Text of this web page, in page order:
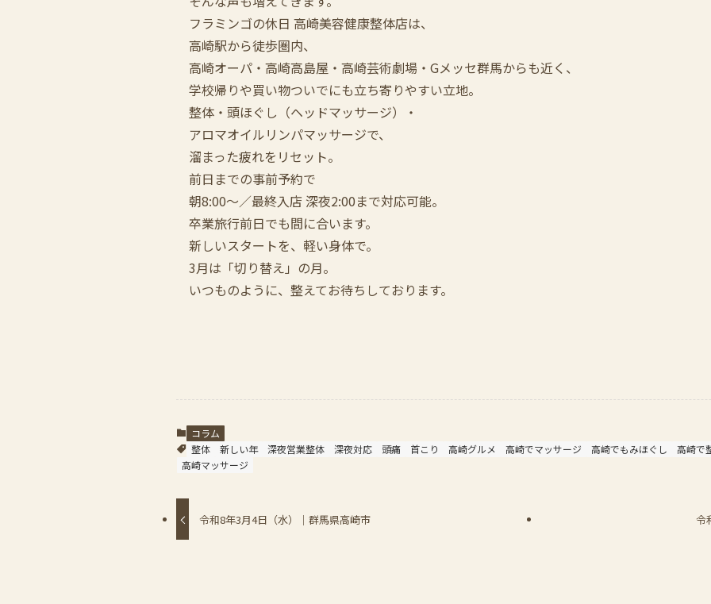
フラミンゴの休日 高崎美容健康整体店は、
高崎駅から徒歩圏内、
高崎オーパ・高崎高島屋・高崎芸術劇場・Gメッセ群馬からも近く、
学校帰りや買い物ついでにも立ち寄りやすい立地。
整体・頭ほぐし（ヘッドマッサージ）・
アロマオイルリンパマッサージで、
溜まった疲れをリセット。
前日までの事前予約で
朝8:00〜／最終入店 深夜2:00まで対応可能。
卒業旅行前日でも間に合います。
新しいスタートを、軽い身体で。
3月は「切り替え」の月。
いつものように、整えてお待ちしております。
コラム
整体
新しい年 深夜営業整体 深夜対応 頭痛 首こり 高崎グルメ 高崎でマッサージ 高崎でもみほぐし 高崎で
高崎マッサージ
令和8年3月4日（水）｜群馬県高崎市 令